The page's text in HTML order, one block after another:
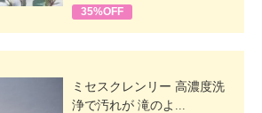
35%OFF
ミセスクレンリー 高濃度洗
浄で汚れが 滝のよ...